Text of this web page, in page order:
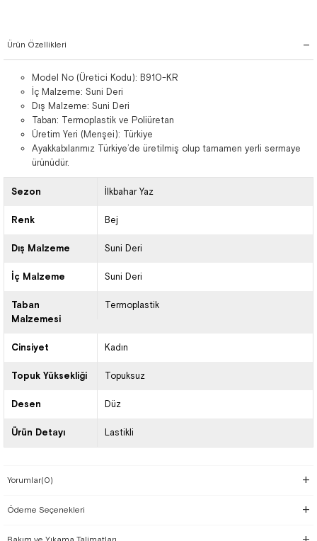
Ürün Özellikleri
Model No (Üretici Kodu): B910-KR
İç Malzeme: Suni Deri
Dış Malzeme: Suni Deri
Taban: Termoplastik ve Poliüretan
Üretim Yeri (Menşei): Türkiye
Ayakkabılarımız Türkiye’de üretilmiş olup tamamen yerli sermaye
ürünüdür.
Sezon İlkbahar Yaz
Renk Bej
Dış Malzeme Suni Deri
İç Malzeme Suni Deri
Taban
Malzemesi
Termoplastik
Cinsiyet Kadın
Topuk Yüksekliği Topuksuz
Desen Düz
Ürün Detayı Lastikli
Yorumlar(0)
Ödeme Seçenekleri